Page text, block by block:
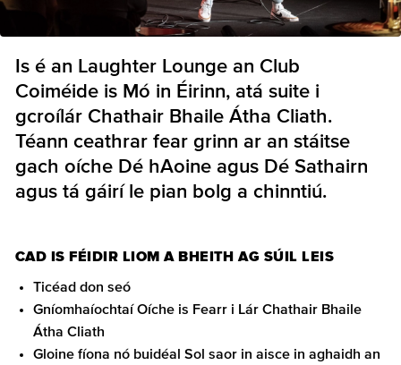
Is é an Laughter Lounge an Club
Coiméide is Mó in Éirinn, atá suite i
gcroílár Chathair Bhaile Átha Cliath.
Téann ceathrar fear grinn ar an stáitse
gach oíche Dé hAoine agus Dé Sathairn
agus tá gáirí le pian bolg a chinntiú.
CAD IS FÉIDIR LIOM A BHEITH AG SÚIL LEIS
Ticéad don seó
Gníomhaíochtaí Oíche is Fearr i Lár Chathair Bhaile
Átha Cliath
Gloine fíona nó buidéal Sol saor in aisce in aghaidh an